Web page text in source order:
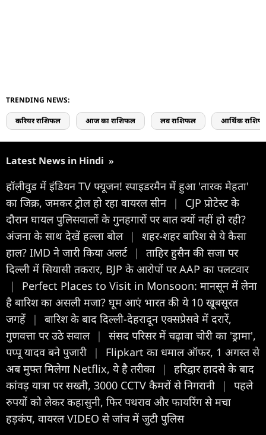
TRENDING NEWS:
करियर राशिफल आज का राशिफल लव राशिफल आर्थिक
Latest News in Hindi »
हॉलीवुड में इंडियन TV फ्यूजन! स्पाइडरमैन में हुआ 'तारक मेहता'
का जिक्र, जमकर ट्रोल हो रहा वायरल सीन |
CJP प्रोटेस्ट के
दौरान घायल पुलिसवालों के गुनहगारों पर बात क्यों नहीं हो रही?
अंजना के साथ देखें हल्ला बोल |
शहर-शहर बारिश से ये कैसा
हाल? IMD ने जारी किया अलर्ट |
ताहिर हुसैन की सजा पर
दिल्ली में सियासी तकरार, BJP के आरोपों पर AAP का पलटवार
|
Perfect Places to Visit in Monsoon: मानसून में लेना
है बारिश का असली मजा? घूम आएं भारत की ये 10 खूबसूरत
जगहें
|
बारिश के बाद दिल्ली-देहरादून एक्सप्रेसवे में दरारें,
गुणवत्ता पर उठे सवाल |
संसद परिसर में चढ़ावा चोरी का 'ड्रामा',
पप्पू यादव बने पुजारी
|
Flipkart का धमाल ऑफर, 1 अगस्त से
अब मुफ्त मिलेगा Netflix, ये है तरीका
|
हरिद्वार हादसे के बाद
कांवड़ यात्रा पर सख्ती, 3000 CCTV कैमरों से निगरानी
|
पहले
रुपयों को लेकर कहासुनी, फिर पथराव और फायरिंग से मचा
हड़कंप, वायरल VIDEO से जांच में जुटी पुलिस